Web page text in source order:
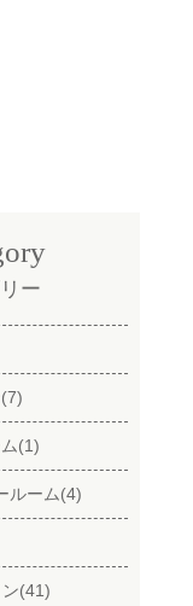
ー
(1)
ルーム(4)
(41)